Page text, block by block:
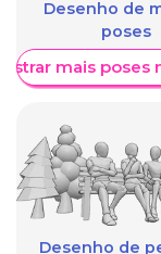
Desenho de
poses
mais poses
Desenho de